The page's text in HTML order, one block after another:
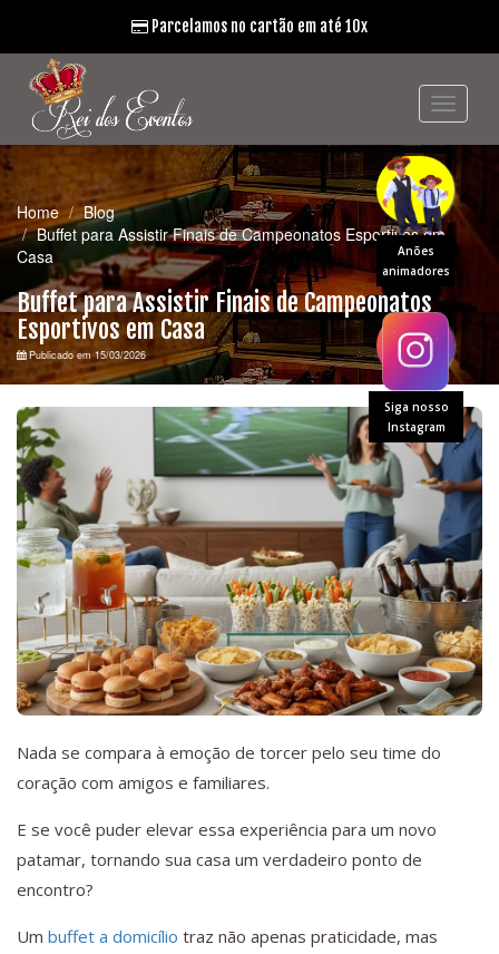
Anões
animadores
Siga nosso
Instagram
Parcelamos no cartão em até 10x
Home
Blog
Buffet para Assistir Finais de Campeonatos Esportivos em
Casa
Buffet para Assistir Finais de Campeonatos
Esportivos em Casa
Publicado em 15/03/2026
Nada se compara à emoção de torcer pelo seu time do
coração com amigos e familiares.
E se você puder elevar essa experiência para um novo
patamar, tornando sua casa um verdadeiro ponto de
encontro?
Um buffet a domicílio traz não apenas praticidade, mas